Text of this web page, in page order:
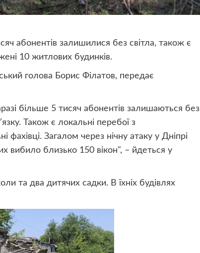
абонентів залишилися без світла, також є
10 житлових будинків.
голова Борис Філатов, передає
більше 5 тисяч абонентів залишаються без
Також є локальні перебої з
Загалом через нічну атаку у Дніпрі
вибило близько 150 вікон", – йдеться у
та два дитячих садки. В їхніх будівлях